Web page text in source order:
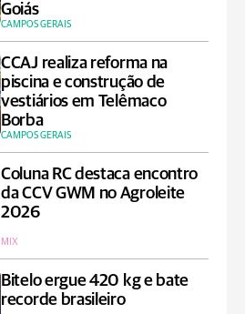
Goiás
CAMPOS GERAIS
CCAJ realiza reforma na
piscina e construção de
vestiários em Telêmaco
Borba
CAMPOS GERAIS
Coluna RC destaca encontro
da CCV GWM no Agroleite
2026
MIX
Bitelo ergue 420 kg e bate
recorde brasileiro